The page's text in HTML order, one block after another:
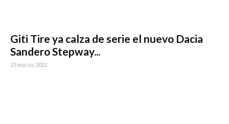
Giti Tire ya calza de serie el nuevo Dacia
Sandero Stepway...
23 marzo, 2021